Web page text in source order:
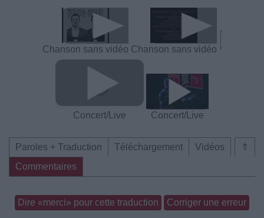
Chanson sans vidéo Chanson sans vidéo
Concert/Live Concert/Live
⇑
Paroles + Traduction Téléchargement
Vidéos
Commentaires
Dire «merci» pour cette traduction Corriger une erreur